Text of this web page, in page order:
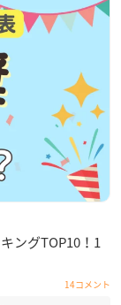
ングTOP10！1
14コメント